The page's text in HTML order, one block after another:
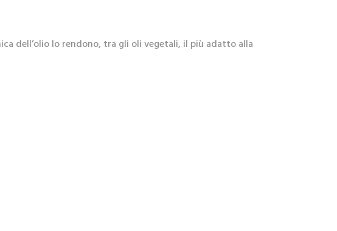
dell’olio lo rendono, tra gli oli vegetali, il più adatto alla